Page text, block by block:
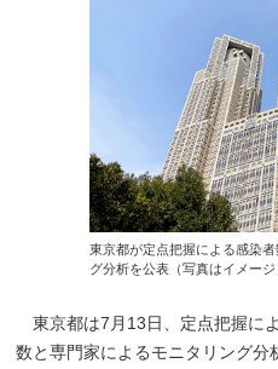
東京都が定点把握による感染
グ分析を公表（写真はイメージ
東京都は7月13日、定点把握に
数と専門家によるモニタリング